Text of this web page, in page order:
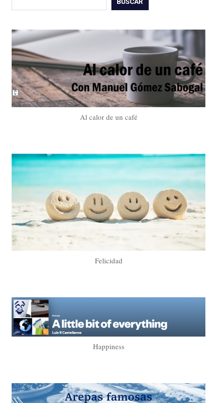
Al calor de un café
Felicidad
Happiness